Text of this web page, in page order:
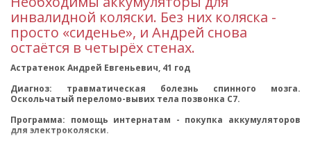
инвалидной коляски. Без них коляска -
просто «сиденье», и Андрей снова
остаётся в четырёх стенах.
Астратенок Андрей Евгеньевич, 41 год
Диагноз: травматическая болезнь спинного мозга.
Оскольчатый переломо-вывих тела позвонка C7.
Программа: помощь интернатам - покупка аккумуляторов
для электроколяски.